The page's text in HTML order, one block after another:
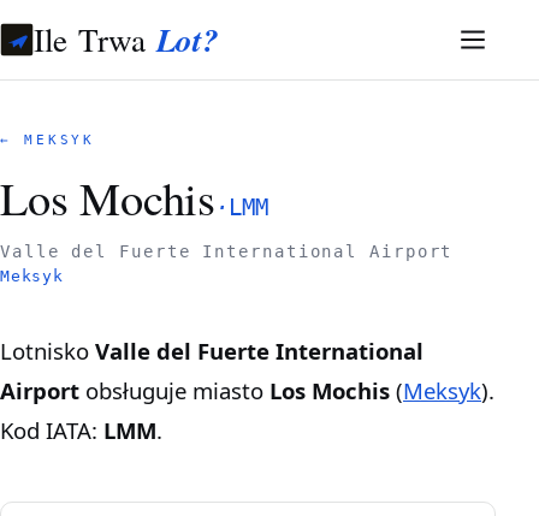
Ile TrwaLot?
← MEKSYK
Los Mochis · LMM
Valle del Fuerte International Airport
Meksyk
Lotnisko Valle del Fuerte International
Airport obsługuje miasto Los Mochis (Meksyk).
Kod IATA: LMM.